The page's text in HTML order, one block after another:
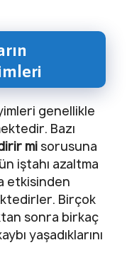
genellikle
Bazı
mi sorusuna
iştahı azaltma
etkisinden
Birçok
sonra birkaç
yaşadıklarını